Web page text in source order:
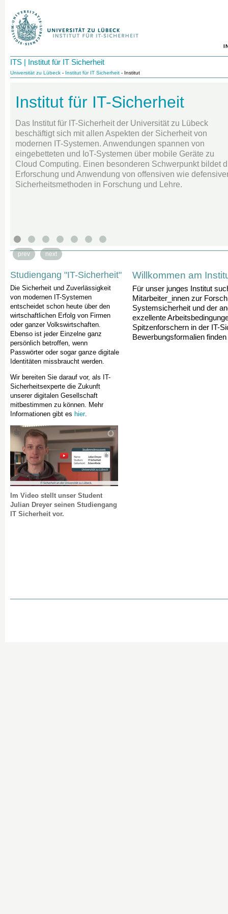
ITS | Institut für IT Sicherheit
Universität zu Lübeck - Institut für IT Sicherheit - Institut
Institut für IT-Sicherheit
Das Institut für IT-Sicherheit der Universität zu Lübeck
beschäftigt sich mit allen Aspekten der Sicherheit von
modernen IT-Systemen. Anwendungen spannen von
eingebetteten und IoT-Systemen über mobile Geräte zu
Cloud Computing. Einen besonderen Schwerpunkt bildet
Erforschung und Anwendung von offensiven wie
Sicherheitsmethoden in Forschung und Lehre.
prev next
Willkommen am
Für unser junges Institut
Mitarbeiter_innen zur
Systemsicherheit und der
exzellente
Spitzenforschern in der IT-
Bewerbungsformalien
Studiengang "IT-Sicherheit"
Die Sicherheit und Zuverlässigkeit
von modernen IT-Systemen
entscheidet schon heute über den
wirtschaftlichen Erfolg von Firmen
oder ganzer Volkswirtschaften.
Ebenso ist jeder Einzelne ganz
persönlich betroffen, wenn
Passwörter oder sogar ganze digitale
Identitäten missbraucht werden.
Wir bereiten Sie darauf vor, als IT-
Sicherheitsexperte die Zukunft
unserer digitalen Gesellschaft
mitbestimmen zu können. Mehr
Informationen gibt es hier.
Im Video stellt unser Student
Julian Dreyer seinen Studiengang
IT Sicherheit vor.